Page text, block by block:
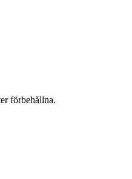
förbehållna.